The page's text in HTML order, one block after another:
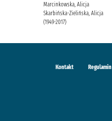
Marcinkowska, Alicja
Skarbińska-Zielińska, Alicja
(1949-2017)
Kontakt Regulamin